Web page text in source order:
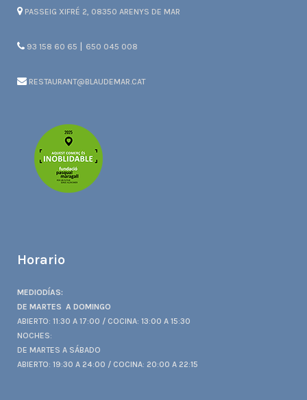
PASSEIG XIFRÉ 2, 08350 ARENYS DE MAR
93 158 60 65 | 650 045 008
RESTAURANT@BLAUDEMAR.CAT
Horario
MEDIODÍAS:
DE MARTES A DOMINGO
ABIERTO: 11:30 A 17:00 / COCINA: 13:00 A 15:30
NOCHES:
DE MARTES A SÁBADO
ABIERTO: 19:30 A 24:00 / COCINA: 20:00 A 22:15